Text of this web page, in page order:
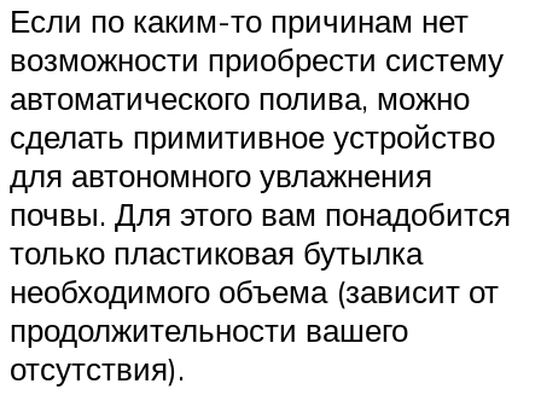
Если по каким-то причинам нет
возможности приобрести систему
автоматического полива, можно
сделать примитивное устройство
для автономного увлажнения
почвы. Для этого вам понадобится
только пластиковая бутылка
необходимого объема (зависит от
продолжительности вашего
отсутствия).